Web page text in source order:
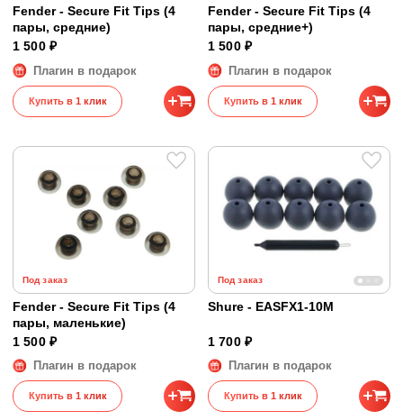
Fender - Secure Fit Tips (4
пары, средние)
1 500 ₽
Плагин в подарок
Купить в 1 клик
Fender - Secure Fit Tips (4
пары, средние+)
1 500 ₽
Плагин в подарок
Купить в 1 клик
Под заказ
Fender - Secure Fit Tips (4
пары, маленькие)
1 500 ₽
Плагин в подарок
Купить в 1 клик
Под заказ
Shure - EASFX1-10M
1 700 ₽
Плагин в подарок
Купить в 1 клик